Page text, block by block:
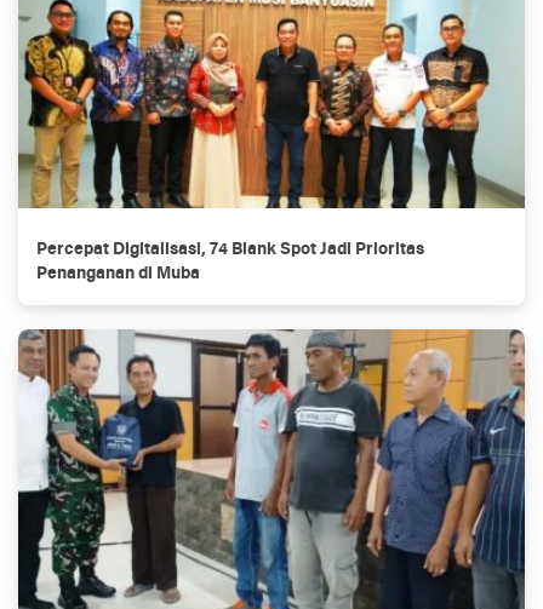
Percepat Digitalisasi, 74 Blank Spot Jadi Prioritas
Penanganan di Muba